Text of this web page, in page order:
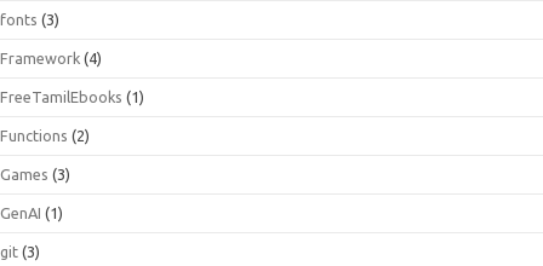
fonts (3)
Framework (4)
FreeTamilEbooks (1)
Functions (2)
Games (3)
GenAI (1)
git (3)